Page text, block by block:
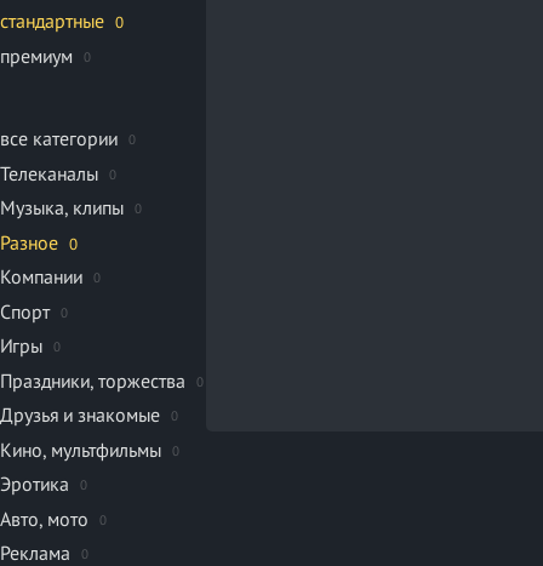
стандартные 0
премиум 0
все категории 0
Телеканалы 0
Музыка, клипы 0
Разное 0
Компании 0
Спорт 0
Игры 0
Праздники, торжества 0
Друзья и знакомые 0
Кино, мультфильмы 0
Эротика 0
Авто, мото 0
Реклама 0